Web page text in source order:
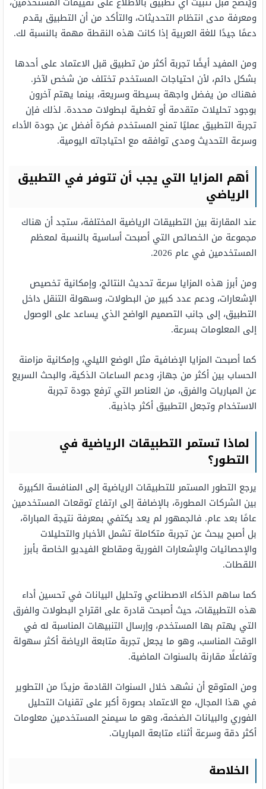
ومعرفة مدى انتظام التحديثات، والتأكد من أن التطبيق يقدم
دعمًا جيدًا للغة العربية إذا كانت هذه النقطة مهمة بالنسبة لك.
ومن المفيد أيضًا تجربة أكثر من تطبيق قبل الاعتماد على أحدها
بشكل دائم، لأن احتياجات المستخدم تختلف من شخص لآخر.
فهناك من يفضل واجهة بسيطة وسريعة، بينما يهتم آخرون
بوجود تحليلات متقدمة أو تغطية لبطولات محددة. لذلك فإن
تجربة التطبيق عمليًا تمنح المستخدم فكرة أفضل عن جودة الأداء
وسرعة التحديث ومدى توافقه مع احتياجاته اليومية.
أهم المزايا التي يجب أن تتوفر في التطبيق
الرياضي
عند المقارنة بين التطبيقات الرياضية المختلفة، ستجد أن هناك
مجموعة من الخصائص التي أصبحت أساسية بالنسبة لمعظم
المستخدمين في عام 2026.
ومن أبرز هذه المزايا سرعة تحديث النتائج، وإمكانية تخصيص
الإشعارات، ودعم عدد كبير من البطولات، وسهولة التنقل داخل
التطبيق، إلى جانب التصميم الواضح الذي يساعد على الوصول
إلى المعلومات بسرعة.
كما أصبحت المزايا الإضافية مثل الوضع الليلي، وإمكانية مزامنة
الحساب بين أكثر من جهاز، ودعم الساعات الذكية، والبحث السريع
عن المباريات والفرق، من العناصر التي ترفع جودة تجربة
الاستخدام وتجعل التطبيق أكثر جاذبية.
لماذا تستمر التطبيقات الرياضية في
التطور؟
يرجع التطور المستمر للتطبيقات الرياضية إلى المنافسة الكبيرة
بين الشركات المطورة، بالإضافة إلى ارتفاع توقعات المستخدمين
عامًا بعد عام. فالجمهور لم يعد يكتفي بمعرفة نتيجة المباراة،
بل أصبح يبحث عن تجربة متكاملة تشمل الأخبار والتحليلات
والإحصائيات والإشعارات الفورية ومقاطع الفيديو الخاصة بأبرز
اللقطات.
كما ساهم الذكاء الاصطناعي وتحليل البيانات في تحسين أداء
هذه التطبيقات، حيث أصبحت قادرة على اقتراح البطولات والفرق
التي يهتم بها المستخدم، وإرسال التنبيهات المناسبة له في
الوقت المناسب، وهو ما يجعل تجربة متابعة الرياضة أكثر سهولة
وتفاعلًا مقارنة بالسنوات الماضية.
ومن المتوقع أن نشهد خلال السنوات القادمة مزيدًا من التطوير
في هذا المجال، مع الاعتماد بصورة أكبر على تقنيات التحليل
الفوري والبيانات الضخمة، وهو ما سيمنح المستخدمين معلومات
أكثر دقة وسرعة أثناء متابعة المباريات.
الخلاصة